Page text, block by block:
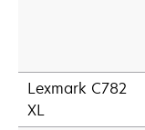
Lexmark C782
XL